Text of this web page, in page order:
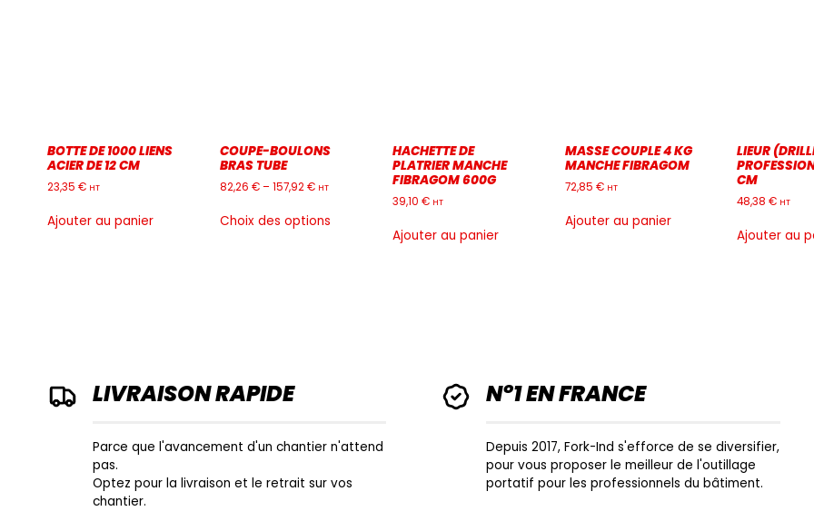
BOTTE DE 1000 LIENS
ACIER DE 12 CM
23,35 € HT
Ajouter au panier
COUPE-BOULONS
BRAS TUBE
82,26 €– 157,92€ HT
Choix des optionsproduit
du
HACHETTE DE
PLATRIER MANCHE
FIBRAGOM 600G
39,10 € HT
Ajouter au panier
MASSE COUPLE 4 KG
MANCHE FIBRAGOM
72,85 € HT
Ajouter au panier
LIEUR
CM
48,38€ HT
Ajouter au
LIVRAISON RAPIDE
Parce que l'avancement d'un chantier n'attend
pas.
Optez pour la livraison et le retrait sur vos
chantier.
N°1 EN FRANCE
Depuis 2017, Fork-Ind s'efforce de se diversifier,
pour vous proposer le meilleur de l'outillage
portatif pour les professionnels du bâtiment.